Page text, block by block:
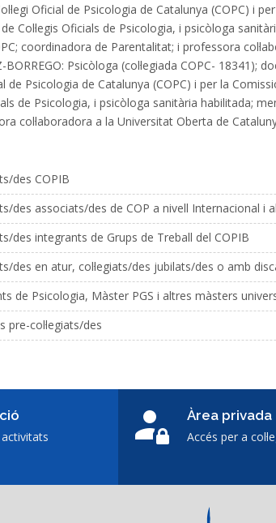
Oficial de Psicologia de Catalunya (COPC) i
Col·legis Oficials de Psicologia, i psicòloga
coordinadora de Parentalitat; i professora
BORREGO: Psicòloga (col·legiada COPC-
de Psicologia de Catalunya (COPC) i per la
de Psicologia, i psicòloga sanitària habilitada;
col·laboradora a la Universitat Oberta de
des COPIB
des associats/des de COP a nivell Internacional i
des integrants de Grups de Treball del COPIB
des en atur, col·legiats/des jubilats/des o amb
de Psicologia, Màster PGS i altres màsters
pre-col·legiats/des
Àrea privada
Accés per a